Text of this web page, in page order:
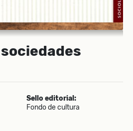
Sello editorial:
Fondo de cultura